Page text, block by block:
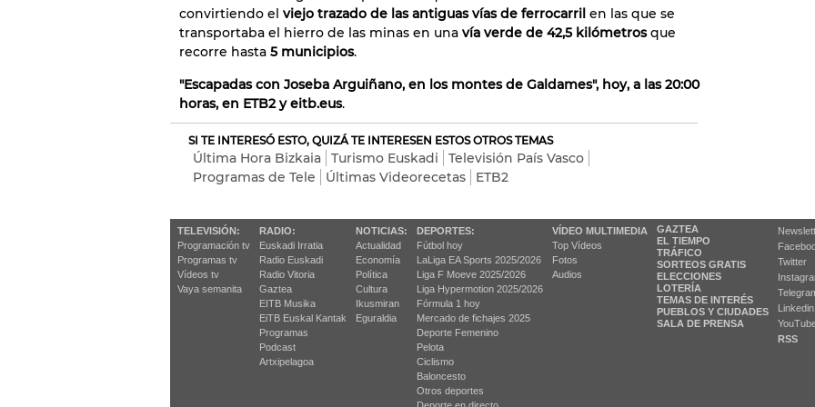
convirtiendo el viejo trazado de las antiguas vías de ferrocarril en las que se
transportaba el hierro de las minas en una vía verde de 42,5 kilómetrosque
recorre hasta 5 municipios.
"Escapadas con Joseba Arguiñano, en los montes de Galdames", hoy, a las 20:00
horas, en ETB2 y eitb.eus.
SI TE INTERESÓ ESTO, QUIZÁ TE INTERESEN ESTOS OTROS TEMAS
Última Hora Bizkaia Turismo Euskadi
Televisión País Vasco
Programas de Tele
Últimas Videorecetas ETB2
TELEVISIÓN:
Programación tv
Programas tv
Vídeos tv
Vaya semanita
RADIO:
Euskadi Irratia
Radio Euskadi
Radio Vitoria
Gaztea
EITB Musika
EiTB Euskal Kantak
Programas
Podcast
Artxipelagoa
NOTICIAS:
Actualidad
Economía
Política
Cultura
Ikusmiran
Eguraldia
DEPORTES:
Fútbol hoy
LaLiga EA Sports 2025/2026
Liga F Moeve 2025/2026
Liga Hypermotion 2025/2026
Fórmula 1 hoy
Mercado de fichajes 2025
Deporte Femenino
Pelota
Ciclismo
Baloncesto
Otros deportes
VÍDEO MULTIMEDIA
Top Vídeos
Fotos
Audios
GAZTEA
EL TIEMPO
TRÁFICO
SORTEOS GRATIS
ELECCIONES
LOTERÍA
TEMAS DE INTERÉS
PUEBLOS Y CIUDADES
SALA DE PRENSA
Twitter
Linkedin
RSS